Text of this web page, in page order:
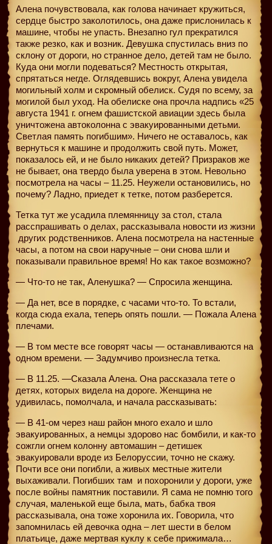
Алена почувствовала, как голова начинает кружиться,
сердце быстро заколотилось, она даже прислонилась к
машине, чтобы не упасть. Внезапно гул прекратился
также резко, как и возник. Девушка спустилась вниз по
склону от дороги, но странное дело, детей там не было.
Куда они могли подеваться? Местность открытая,
спрятаться негде. Оглядевшись вокруг, Алена увидела
могильный холм и скромный обелиск. Судя по всему, за
могилой был уход. На обелиске она прочла надпись «25
августа 1941 г. огнем фашистской авиации здесь была
уничтожена автоколонна с эвакуированными детьми.
Светлая память погибшим». Ничего не оставалось, как
вернуться к машине и продолжить свой путь. Может,
показалось ей, и не было никаких детей? Призраков же
не бывает, она твердо была уверена в этом. Невольно
посмотрела на часы – 11.25. Неужели остановились, но
почему? Ладно, приедет к тетке, потом разберется.
Тетка тут же усадила племянницу за стол, стала
расспрашивать о делах, рассказывала новости из жизни
других родственников. Алена посмотрела на настенные
часы, а потом на свои наручные – они снова шли и
показывали правильное время! Но как такое возможно?
— Что-то не так, Аленушка? — Спросила женщина.
— Да нет, все в порядке, с часами что-то. То встали,
когда сюда ехала, теперь опять пошли. — Пожала Алена
плечами.
— В том месте все говорят часы — останавливаются на
одном времени. — Задумчиво произнесла тетка.
— В 11.25. —Сказала Алена. Она рассказала тете о
детях, которых видела на дороге. Женщина не
удивилась, помолчала, и начала рассказывать:
— В 41-ом через наш район много ехало и шло
эвакуированных, а немцы здорово нас бомбили, и как-то
сожгли огнем колонну автомашин – детишек
эвакуировали вроде из Белоруссии, точно не скажу.
Почти все они погибли, а живых местные жители
выхаживали. Погибших там и похоронили у дороги, уже
после войны памятник поставили. Я сама не помню того
случая, маленькой еще была, мать, бабка твоя
рассказывала, она тоже хоронила их. Говорила, что
запомнилась ей девочка одна – лет шести в белом
платьице, даже мертвая куклу к себе прижимала…